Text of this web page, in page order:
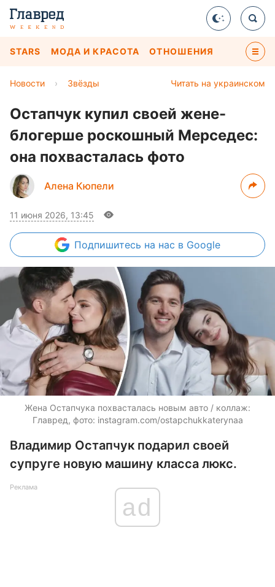
STARS МОДА И КРАСОТА ОТНОШЕНИЯ
Читать на украинском
Новости › Звёзды
Остапчук купил своей жене-
блогерше роскошный Мерседес:
она похвасталась фото
Алена Кюпели
11 июня 2026, 13:45
Подпишитесь на нас в Google
Жена Остапчука похвасталась новым авто / коллаж:
Главред, фото: instagram.com/ostapchukkaterynaa
Владимир Остапчук подарил своей
супруге новую машину класса люкс.
Реклама
ad